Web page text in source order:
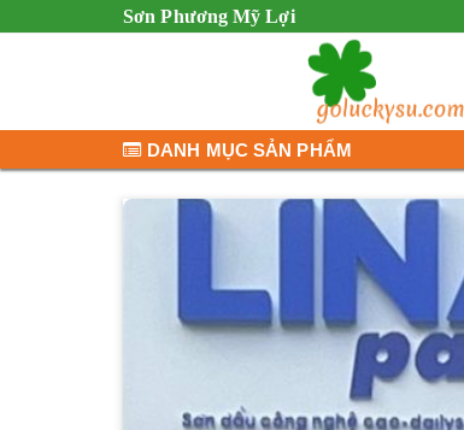
Sơn Phương Mỹ Lợi
DANH MỤC SẢN PHẨM